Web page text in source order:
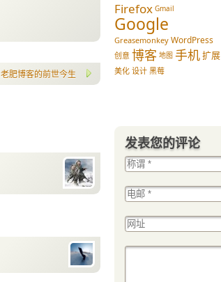
老肥博客的前世今生
Firefox Gmail
Google
Greasemonkey WordPress
创意 博客 地图 手机扩展
美化 设计 黑莓
发表您的评论